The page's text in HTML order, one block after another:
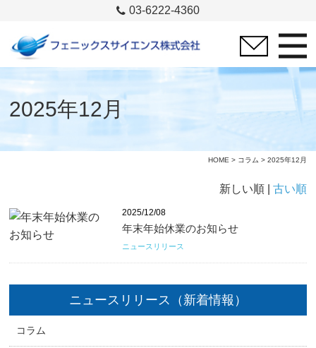
03-6222-4360
2025年12月
HOME > コラム > 2025年12月
新しい順 | 古い順
2025/12/08
年末年始休業のお知らせ
ニュースリリース
ニュースリリース（新着情報）
コラム